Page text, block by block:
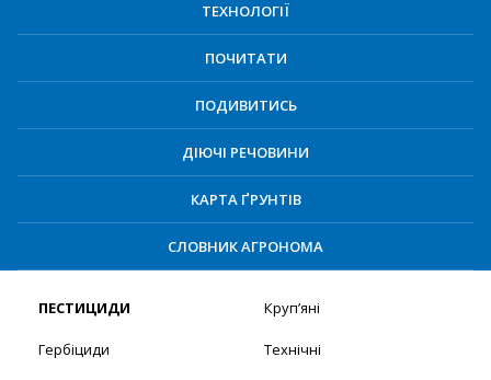
ТЕХНОЛОГІЇ
ПОЧИТАТИ
ПОДИВИТИСЬ
ДІЮЧІ РЕЧОВИНИ
КАРТА ҐРУНТІВ
СЛОВНИК АГРОНОМА
ПЕСТИЦИДИ
Гербіциди
Круп’яні
Технічні